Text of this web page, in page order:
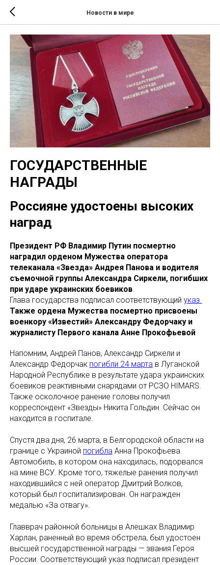
Новости в мире
ГОСУДАРСТВЕННЫЕ
НАГРАДЫ
Россияне удостоены высоких
наград
Президент РФ Владимир Путин посмертно
наградил орденом Мужества оператора
телеканала «Звезда» Андрея Панова и водителя
съемочной группы Александра Сиркели, погибших
при ударе украинских боевиков.
Глава государства подписал соответствующий указ.
Также ордена Мужества посмертно присвоены
военкору «Известий» Александру Федорчаку и
журналисту Первого канала Анне Прокофьевой
Напомним, Андрей Панов, Александр Сиркели и
Александр Федорчак погибли 24 марта в Луганской
Народной Республике в результате удара украинских
боевиков реактивными снарядами от РСЗО HIMARS.
Также осколочное ранение головы получил
корреспондент «Звезды» Никита Гольдин. Сейчас он
находится в госпитале.
Спустя два дня, 26 марта, в Белгородской области на
границе с Украиной погибла Анна Прокофьева.
Автомобиль, в котором она находилась, подорвался
на мине ВСУ. Кроме того, тяжелые ранения получил
находившийся с ней оператор Дмитрий Волков,
который был госпитализирован. Он награжден
медалью «За отвагу».
Главврач районной больницы в Алешках Владимир
Харлан, раненный во время обстрела, был удостоен
высшей государственной награды — звания Героя
России. Соответствующий указ подписал президент